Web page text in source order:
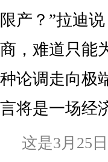
限产？”拉迪
商，难道只能
种论调走向极
言将是一场经
这是3月25